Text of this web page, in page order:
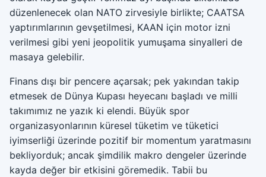
düzenlenecek olan NATO zirvesiyle birlikte; CAATSA
yaptırımlarının gevşetilmesi, KAAN için motor izni
verilmesi gibi yeni jeopolitik yumuşama sinyalleri de
masaya gelebilir.
Finans dışı bir pencere açarsak; pek yakından takip
etmesek de Dünya Kupası heyecanı başladı ve milli
takımımız ne yazık ki elendi. Büyük spor
organizasyonlarının küresel tüketim ve tüketici
iyimserliği üzerinde pozitif bir momentum yaratmasını
bekliyorduk; ancak şimdilik makro dengeler üzerinde
kayda değer bir etkisini göremedik. Tabii bu